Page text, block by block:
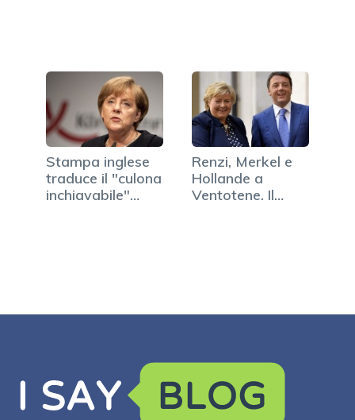
Stampa inglese
traduce il "culona
inchiavabile"…
Renzi, Merkel e
Hollande a
Ventotene. Il